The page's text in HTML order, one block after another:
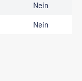
Nein
Nein